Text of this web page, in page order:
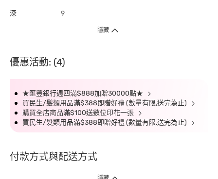
深 9
隱藏
優惠活動: (4)
★匯豐銀行週四滿$888加贈30000點★
買民生/髮類用品滿$388即贈好禮 (數量有限,送完為止)
購買全店商品滿$100送數位印花一張
買民生/髮類用品滿$388即贈好禮 (數量有限,送完為止)
付款方式與配送方式